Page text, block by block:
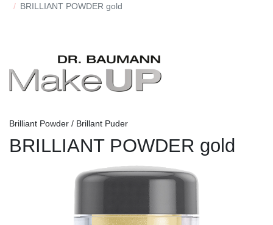
BRILLIANT POWDER gold
Brilliant Powder / Brillant Puder
BRILLIANT POWDER gold